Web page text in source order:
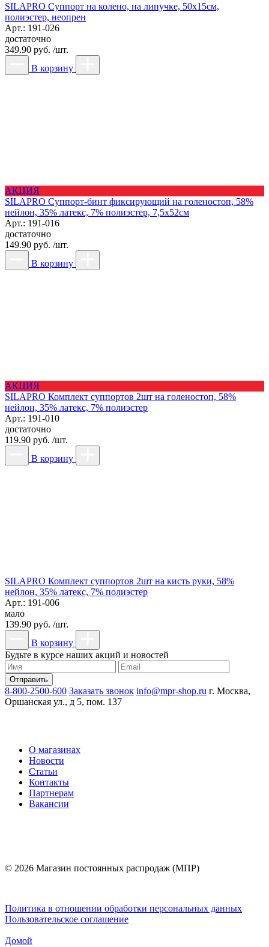
SILAPRO Суппорт на колено, на липучке, 50х15см,
полиэстер, неопрен
Арт.: 191-026
достаточно
349.90 руб. /шт.
В корзину
АКЦИЯ
SILAPRO Суппорт-бинт фиксирующий на голеностоп, 58%
нейлон, 35% латекс, 7% полиэстер, 7,5х52см
Арт.: 191-016
достаточно
149.90 руб. /шт.
В корзину
АКЦИЯ
SILAPRO Комплект суппортов 2шт на голеностоп, 58%
нейлон, 35% латекс, 7% полиэстер
Арт.: 191-010
достаточно
119.90 руб. /шт.
В корзину
SILAPRO Комплект суппортов 2шт на кисть руки, 58%
нейлон, 35% латекс, 7% полиэстер
Арт.: 191-006
мало
139.90 руб. /шт.
В корзину
Будьте в курсе наших акций и новостей
8-800-2500-600 Заказать звонок info@mpr-shop.ru г. Москва,
Оршанская ул., д 5, пом. 137
О магазинах
Новости
Статьи
Контакты
Партнерам
Вакансии
© 2026 Магазин постоянных распродаж (МПР)
Политика в отношении обработки персональных данных
Пользовательское соглашение
Домой